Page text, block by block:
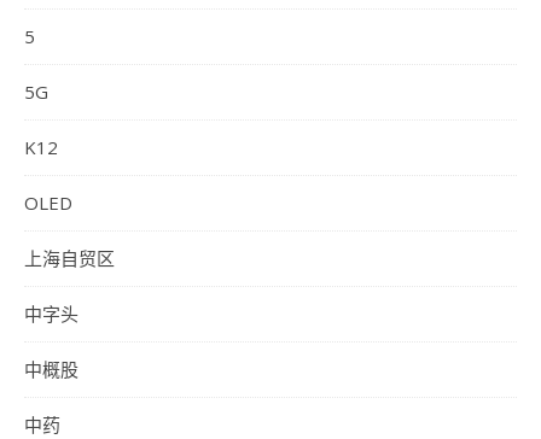
5
5G
K12
OLED
上海自贸区
中字头
中概股
中药